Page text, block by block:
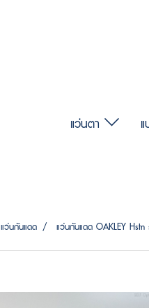
แว่นตา
แว่นกันแดด แว่นกันแดด OAKLEY